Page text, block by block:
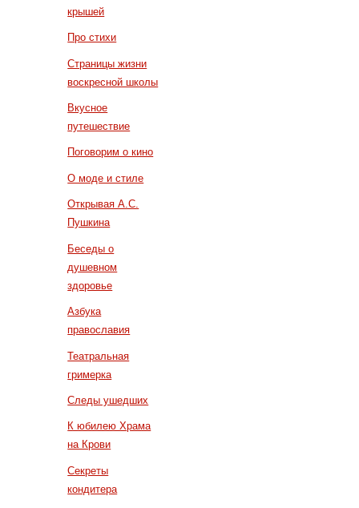
крышей
Про стихи
Страницы жизни
воскресной школы
Вкусное
путешествие
Поговорим о кино
О моде и стиле
Открывая А.С.
Пушкина
Беседы о
душевном
здоровье
Азбука
православия
Театральная
гримерка
Следы ушедших
К юбилею Храма
на Крови
Секреты
кондитера